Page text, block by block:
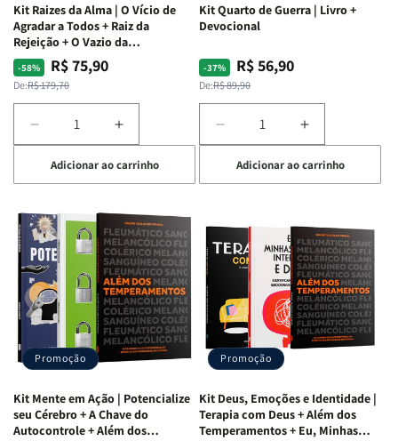
Kit Raizes da Alma | O Vício de
Agradar a Todos + Raiz da
Rejeição + O Vazio da
Insatisfação.
-58%
Preço
normal
De:R$ 179,70
Preço
promocional
R$ 75,90
Diminuir
a
quantidade
de
Raizes
da
Alma
|
O
Vício
Agradar
a
Todos
+
Raiz
Aumentar
a
quantidade
de
Raizes
da
Alma
|
O
Vício
de
Agradar
Todos
+
Raiz
Adicionar ao carrinho
Kit Quarto de Guerra | Livro +
Devocional
-37%
Preço
normal
De:R$ 89,90
Preço
promocional
R$ 56,90
Diminuir
a
quantidade
de
Quarto
de
Guerra
Livro
+
Devocional
Aumentar
a
quantidade
de
Quarto
de
Guerra
|
Livro
+
Devocional
Adicionar ao carrinho
Promoção
Kit Mente em Ação | Potencialize
seu Cérebro + A Chave do
Autocontrole + Além dos
Promoção
Kit Deus, Emoções e Identidade |
Terapia com Deus + Além dos
Temperamentos + Eu, Minhas